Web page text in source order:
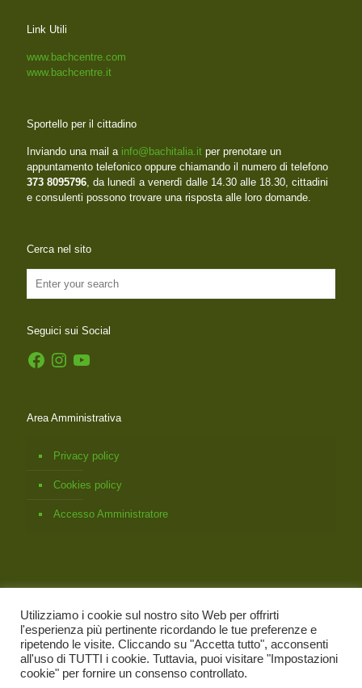
Link Utili
www.bachcentre.com
www.bachcentre.it
Sportello per il cittadino
Inviando una mail a info@bachitalia.it per prenotare un
appuntamento telefonico oppure chiamando il numero di telefono
373 8095796, da lunedì a venerdì dalle 14.30 alle 18.30, cittadini
e consulenti possono trovare una risposta alle loro domande.
Cerca nel sito
Seguici sui Social
FacebookInstagramYouTube
Area Amministrativa
Privacy policy
Cookies policy
Accesso Amministratore
© 2026 Associazione Italiana Bach Foundation Registered
Practitioners- C.Fisc. 95121130132 | Credit by Gubitosa Agenzia
Utilizziamo i cookie sul nostro sito Web per offrirti
l'esperienza più pertinente ricordando le tue preferenze e
ripetendo le visite. Cliccando su "Accetta tutto", acconsenti
all'uso di TUTTI i cookie. Tuttavia, puoi visitare "Impostazioni
cookie" per fornire un consenso controllato.